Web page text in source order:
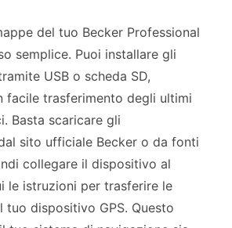
del tuo Becker Professional
semplice. Puoi installare gli
USB o scheda SD,
facile trasferimento degli ultimi
Basta scaricare gli
sito ufficiale Becker o da fonti
collegare il dispositivo al
le istruzioni per trasferire le
tuo dispositivo GPS. Questo